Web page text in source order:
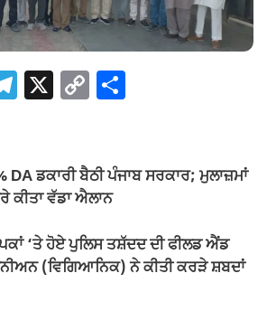
T
gr
a
m
X C
y
Li
n
k
e
DA ਡਕਾਰੀ ਬੈਠੀ ਪੰਜਾਬ ਸਰਕਾਰ; ਮੁਲਾਜ਼ਮਾਂ
ਕੀਤਾ ਵੱਡਾ ਐਲਾਨ
‘ਤੇ ਹੋਏ ਪੁਲਿਸ ਤਸ਼ੱਦਦ ਦੀ ਫੀਲਡ ਐਂਡ
(ਵਿਗਿਆਨਿਕ) ਨੇ ਕੀਤੀ ਕਰੜੇ ਸ਼ਬਦਾਂ